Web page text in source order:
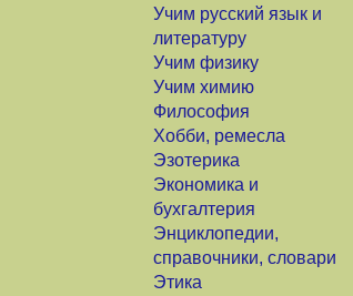
Учим русский язык и
литературу
Учим физику
Учим химию
Философия
Хобби, ремесла
Эзотерика
Экономика и
бухгалтерия
Энциклопедии,
справочники, словари
Этика